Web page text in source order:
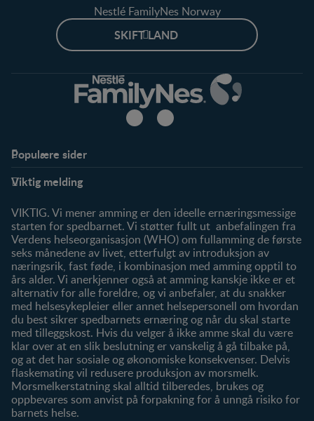
Nestlé FamilyNes Norway
SKIFT LAND
Populære sider
FAQ
Våre merker
Viktig melding
VIKTIG. Vi mener amming er den ideelle ernæringsmessige
starten for spedbarnet. Vi støtter fullt ut anbefalingen fra
Verdens helseorganisasjon (WHO) om fullamming de første
seks månedene av livet, etterfulgt av introduksjon av
næringsrik, fast føde, i kombinasjon med amming opptil to
års alder. Vi anerkjenner også at amming kanskje ikke er et
alternativ for alle foreldre, og vi anbefaler, at du snakker
med helsesykepleier eller annet helsepersonell om hvordan
du best sikrer spedbarnets ernæring og når du skal starte
med tilleggskost. Hvis du velger å ikke amme skal du være
klar over at en slik beslutning er vanskelig å gå tilbake på,
og at det har sosiale og økonomiske konsekvenser. Delvis
flaskemating vil redusere produksjon av morsmelk.
Morsmelkerstatning skal alltid tilberedes, brukes og
oppbevares som anvist på forpakning for å unngå risiko for
barnets helse.